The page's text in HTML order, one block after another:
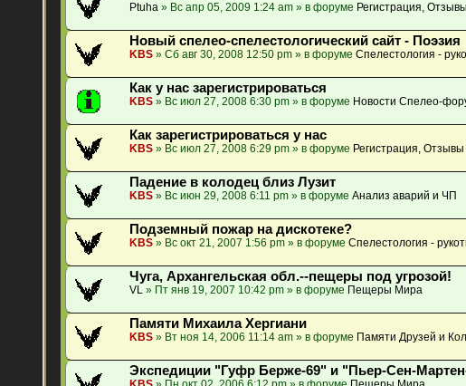
Ptuha » Вс апр 05, 2009 1:24 am » в форуме Регистрация,
Новый спелео-спелестологический сайт - Поэзия
KBS » Сб авг 30, 2008 12:50 pm » в форумеСпелестология -
Как у нас зарегистрироваться
KBS » Вс июл 27, 2008 6:30 pm » в форуме Новости Спелео-
Как зарегистрироваться у нас
KBS » Вс июл 27, 2008 6:29 pm » в форуме Регистрация, Отзывы
Падение в колодец близ Лузит
KBS » Вс июн 29, 2008 6:11 pm » в форумеАнализ аварий и ЧП
Подземный пожар на дискотеке?
KBS » Вс окт 21, 2007 1:56 pm » в форумеСпелестология -
Чуга, Архангельская обл.--пещеры под угрозой!
VL » Пт янв 19, 2007 10:42 pm » в форуме Пещеры Мира
Памяти Михаила Хергиани
KBS » Вт ноя 14, 2006 11:14 am » в форуме Памяти Друзей и
Экспедиции "Гуфр Берже-69" и "Пьер-Сен-